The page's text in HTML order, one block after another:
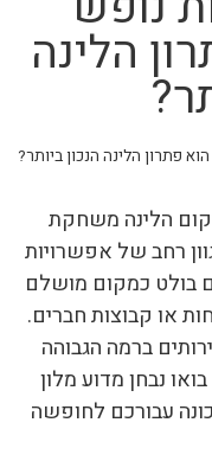
הלינה
פתרון הלינה הנכון ביותר?
הלינה משחקת
רחב של אפשרויות
בולט כמקום מושלם
או קבוצות חברים.
ברמה הגבוהה
נבחן מדוע מלון
עבורכם לחופשה